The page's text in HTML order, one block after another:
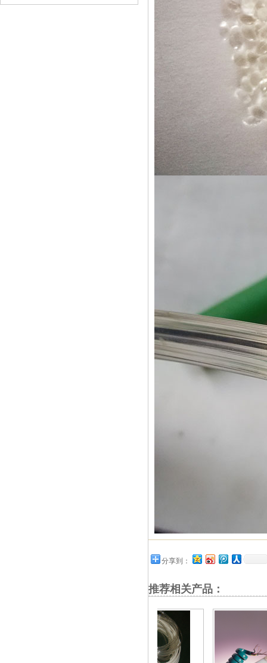
分享到：
推荐相关产品：